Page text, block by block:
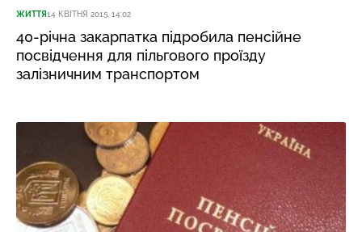
ЖИТТЯ14 КВІТНЯ 2015, 14:02
40-річна закарпатка підробила пенсійне
посвідчення для пільгового проїзду
залізничним транспортом